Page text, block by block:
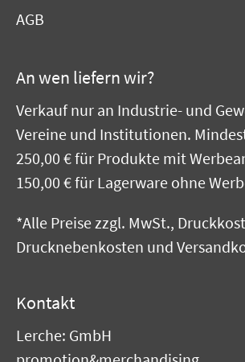
AGB
An wen liefern wir?
Verkauf nur an Industrie- und
Vereine und Institutionen.
250,00 € für Produkte mit
150,00 € für Lagerware ohne
*Alle Preise zzgl. MwSt.,
Drucknebenkosten und
Kontakt
Lerche: GmbH